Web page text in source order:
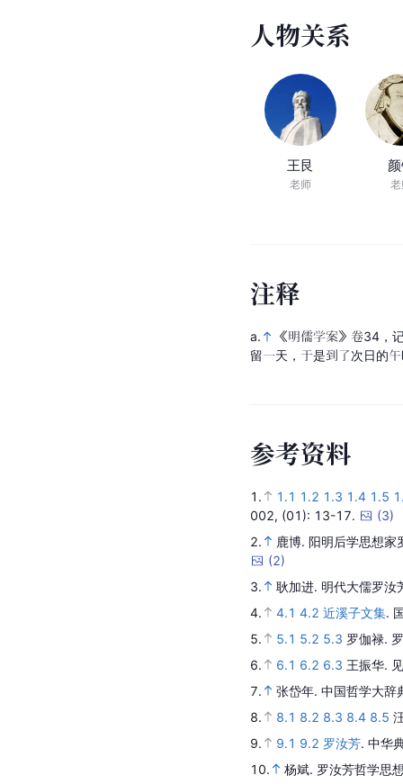
人物关系
王艮
老师
注释
a.
《明儒学案》卷34，
留一天，于是到了次日的
参考资料
1. 1.1 1.2 1.3 1.4 1.5
002, (01): 13-17. (3)
2.
鹿博. 阳明后学思想家
(2)
3.
耿加进. 明代大儒罗汝
4.
4.1 4.2 近溪子文集.
5.
5.1 5.2 5.3 罗伽禄.
6.
6.1 6.2 6.3 王振华.
7.
张岱年. 中国哲学大辞
8.
8.1 8.2 8.3 8.4 8.5
9.
9.1 9.2 罗汝芳. 中华
10.
杨斌. 罗汝芳哲学思